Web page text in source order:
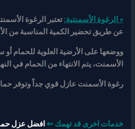
» الرغوة الأسمنتية:تعتبر الرغوة
عن طريق تحضير الكمية المناسبة من
ووضعها على الأرضية العلوية للحمام
الأسمنت، يتم الانتهاء من الحمام في
رغوة الأسمنت عازل قوي جداً وتوفر
خدمات اخرى قد تهمك ⇐ افضل عزل